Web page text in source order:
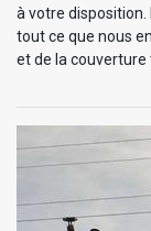
à votre
tout ce que nous
et de la couverture